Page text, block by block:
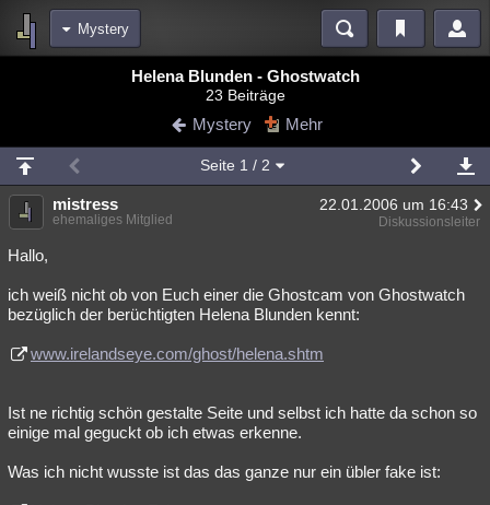
Mystery
Blogs
Chat Wiki Neuigkeiten
meine Rubriken
Menschen Mystery Kriminalfälle
Spiritualität
Natur Umfragen Unterhaltung
weitere Rubriken
Philosophie Träume Orte Esoterik
Astronomie Helpdesk Gruppen Gaming Filme
Musik Clash
Übersichten
Helena Blunden - Ghostwatch
23 Beiträge
Mystery Mehr
Seite 1 / 2
mistress 22.01.2006 um 16:43
ehemaliges Mitglied Diskussionsleiter
Hallo,
ich weiß nicht ob von Euch einer die Ghostcam von Ghostwatch
bezüglich der berüchtigten Helena Blunden kennt:
www.irelandseye.com/ghost/helena.shtm
Ist ne richtig schön gestalte Seite und selbst ich hatte da schon so
einige mal geguckt ob ich etwas erkenne.
Was ich nicht wusste ist das das ganze nur ein übler fake ist: